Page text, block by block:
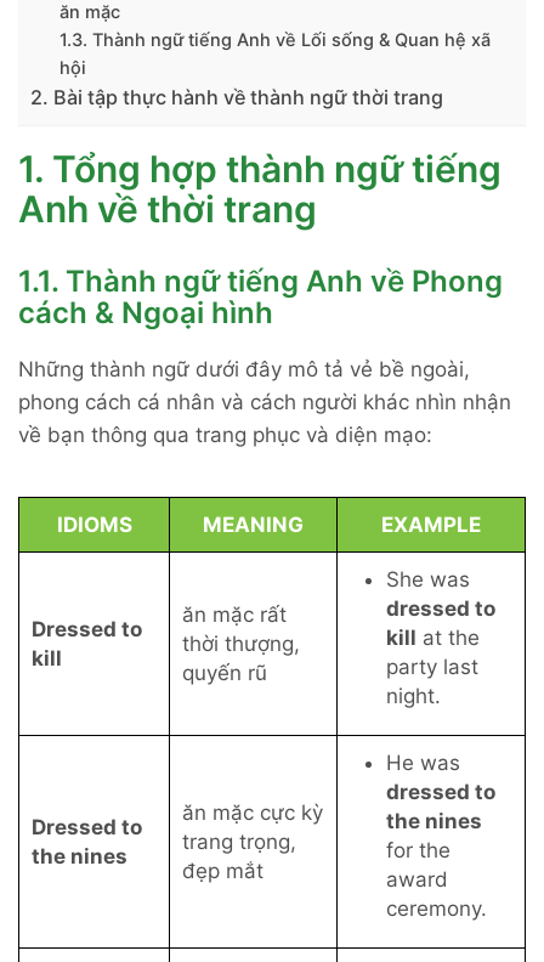
ăn mặc
1.3. Thành ngữ tiếng Anh về Lối sống & Quan hệ xã
hội
2. Bài tập thực hành về thành ngữ thời trang
1. Tổng hợp thành ngữ tiếng
Anh về thời trang
1.1. Thành ngữ tiếng Anh về Phong
cách & Ngoại hình
Những thành ngữ dưới đây mô tả vẻ bề ngoài,
phong cách cá nhân và cách người khác nhìn nhận
về bạn thông qua trang phục và diện mạo:
IDIOMS MEANING EXAMPLE
Dressed to
kill
ăn mặc rất
thời thượng,
quyến rũ
She was
dressed to
kill at the
party last
night.
Dressed to
the nines
ăn mặc cực kỳ
trang trọng,
đẹp mắt
He was
dressed to
the nines
for the
award
ceremony.